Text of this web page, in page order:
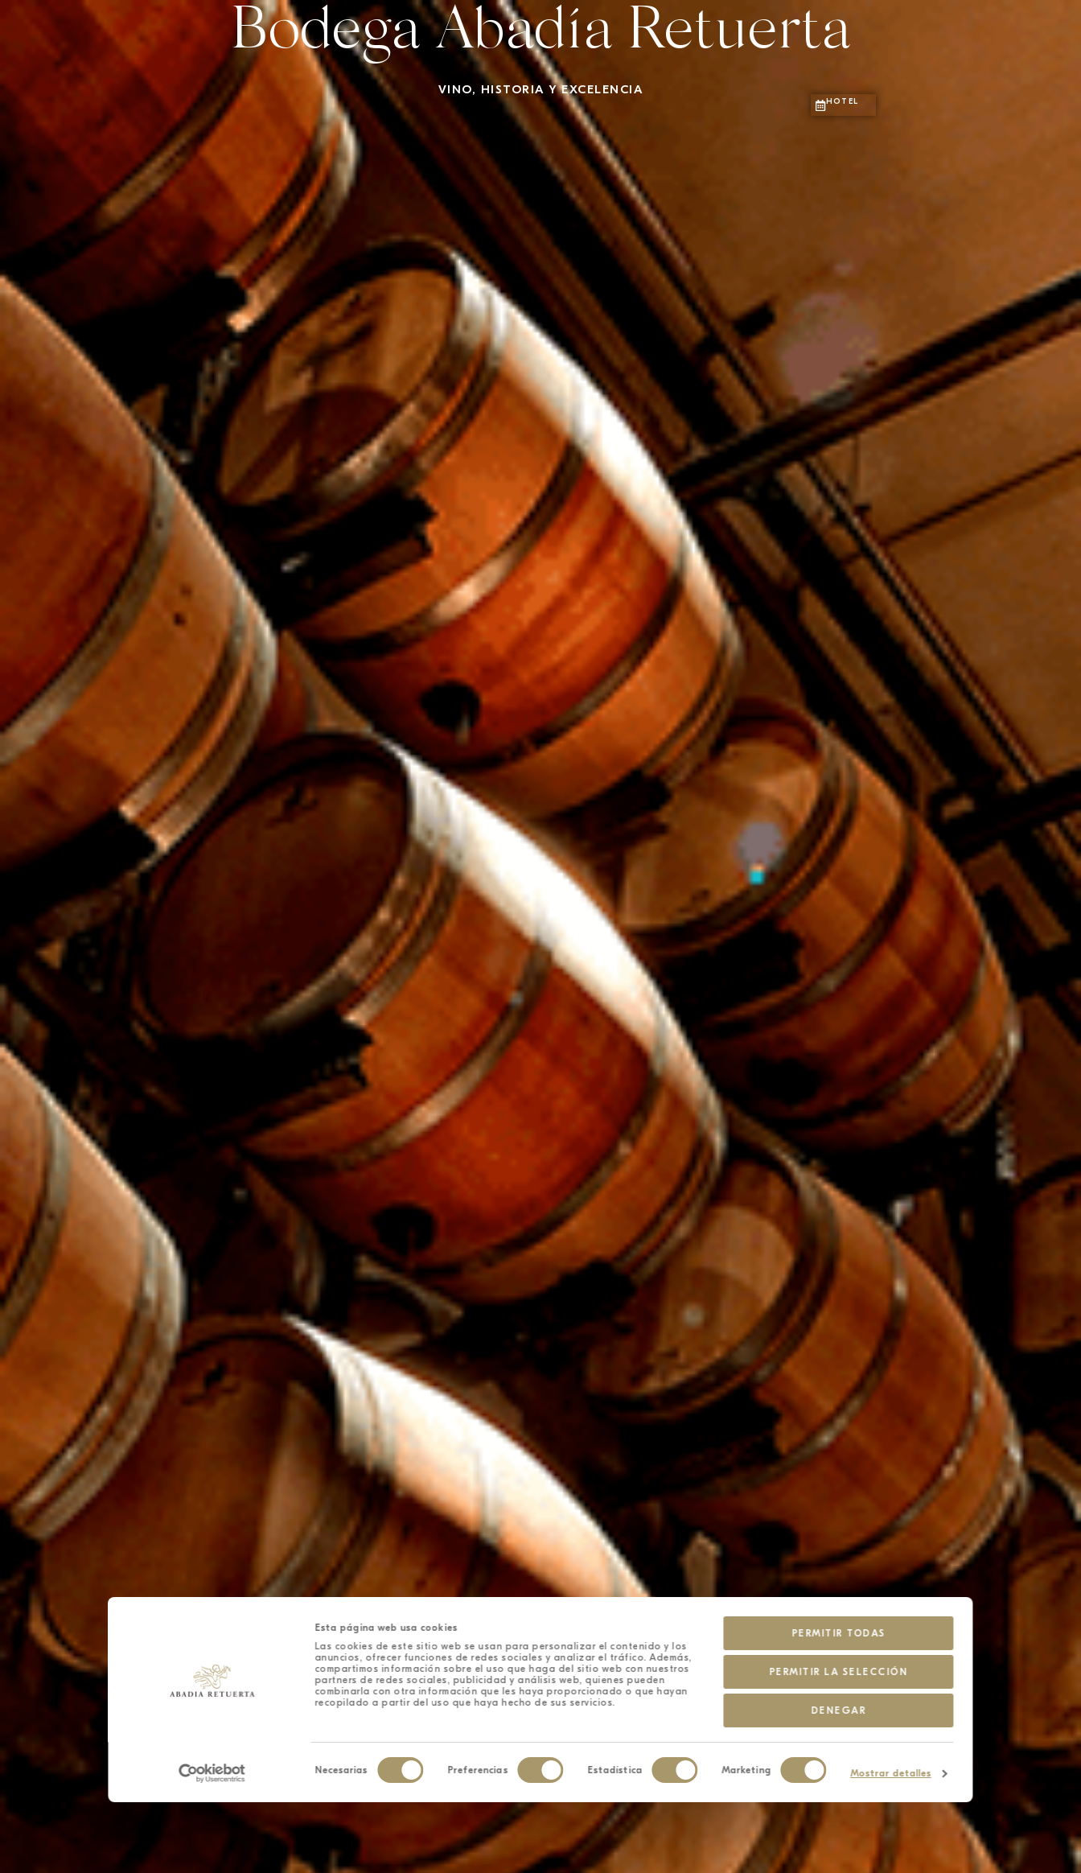
Esta página web usa cookies
Las cookies de este sitio web se usan para personalizar el contenido y los
anuncios, ofrecer funciones de redes sociales y analizar el tráfico. Además,
compartimos información sobre el uso que haga del sitio web con nuestros
partners de redes sociales, publicidad y análisis web, quienes pueden
combinarla con otra información que les haya proporcionado o que hayan
recopilado a partir del uso que haya hecho de sus servicios.
de
consentimiento
Necesarias Preferencias Estadística Marketing Mostrar detalles
PERMITIR TODAS
PERMITIR LA SELECCIÓN
DENEGAR
Tienda online Tour Virtual Mis Reservas Contactar Español
HOTEL BODEGA GASTRONOMÍA SANTUARIO WELLNESS & SPA EXPERIENCIAS ÚNICAS SOSTENIBILIDAD
HOTEL
Bodega Abadía Retuerta
VINO, HISTORIA Y EXCELENCIA